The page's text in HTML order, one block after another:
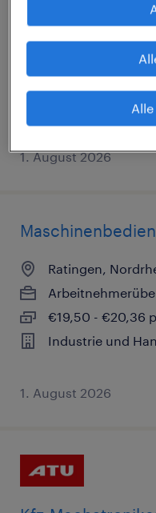
Viersen,
€18,00 - €25,00
Industrie und
1. August 2026
Ratingen,
€19,50 - €20,36
Industrie und
1. August 2026